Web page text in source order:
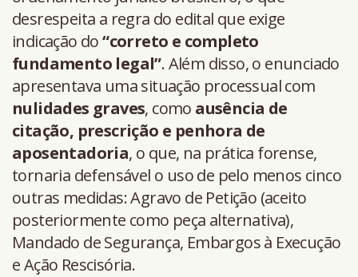
desrespeita a regra do edital que exige
indicação do“correto e completo
fundamento legal”. Além disso, o enunciado
apresentava uma situação processual com
nulidades graves, como ausência de
citação, prescrição e penhora de
aposentadoria, o que, na prática forense,
tornaria defensável o uso de pelo menos cinco
outras medidas: Agravo de Petição (aceito
posteriormente como peça alternativa),
Mandado de Segurança, Embargos à Execução
e Ação Rescisória.